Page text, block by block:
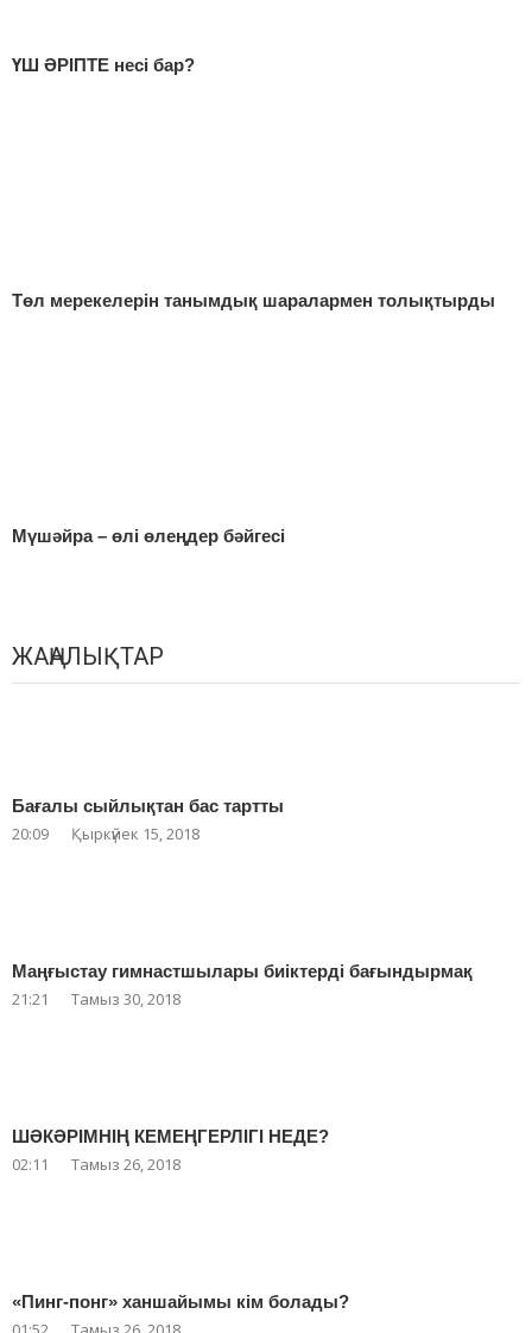
ҮШ ӘРІПТЕ несі бар?
Төл мерекелерін танымдық шаралармен толықтырды
Мүшəйра – өлі өлеңдер бəйгесі
ЖАҢАЛЫҚТАР
Бағалы сыйлықтан бас тартты
20:09 Қыркүйек 15, 2018
Маңғыстау гимнастшылары биіктерді бағындырмақ
21:21 Тамыз 30, 2018
ШӘКӘРІМНІҢ КЕМЕҢГЕРЛІГІ НЕДЕ?
02:11 Тамыз 26, 2018
«Пинг-понг» ханшайымы кім болады?